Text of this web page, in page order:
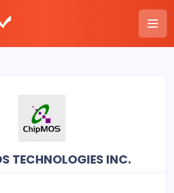
TECHNOLOGIES INC.